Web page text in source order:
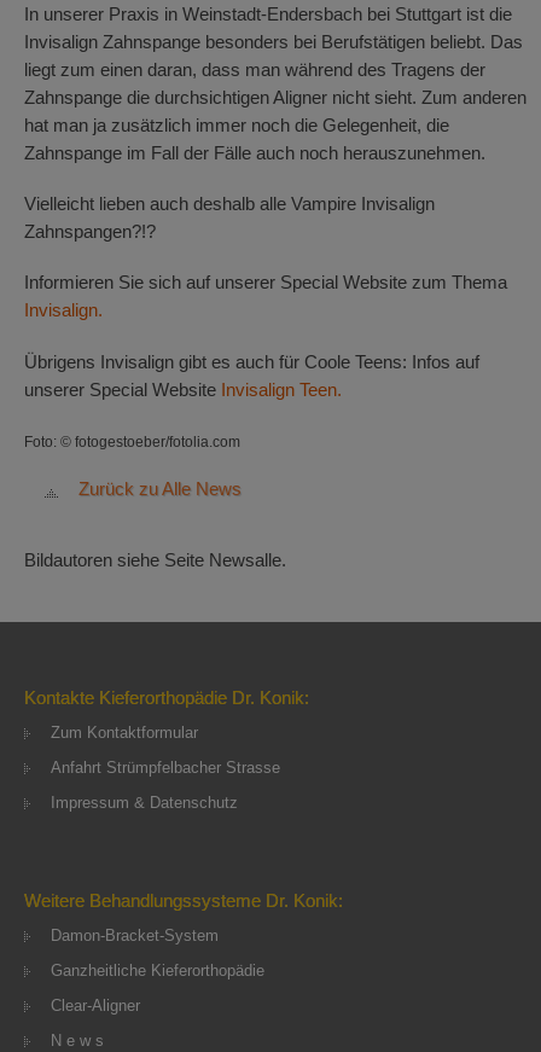
In unserer Praxis in Weinstadt-Endersbach bei Stuttgart ist die
Invisalign Zahnspange besonders bei Berufstätigen beliebt. Das
liegt zum einen daran, dass man während des Tragens der
Zahnspange die durchsichtigen Aligner nicht sieht. Zum anderen
hat man ja zusätzlich immer noch die Gelegenheit, die
Zahnspange im Fall der Fälle auch noch herauszunehmen.
Vielleicht lieben auch deshalb alle Vampire Invisalign
Zahnspangen?!?
Informieren Sie sich auf unserer Special Website zum Thema
Invisalign.
Übrigens Invisalign gibt es auch für Coole Teens: Infos auf
unserer Special Website Invisalign Teen.
Foto: © fotogestoeber/fotolia.com
Zurück zu Alle News
Bildautoren siehe Seite Newsalle.
Kontakte Kieferorthopädie Dr. Konik:
Zum Kontaktformular
Anfahrt Strümpfelbacher Strasse
Impressum & Datenschutz
Weitere Behandlungssysteme Dr. Konik:
Damon-Bracket-System
Ganzheitliche Kieferorthopädie
Clear-Aligner
N e w s